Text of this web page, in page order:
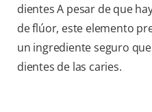
dientes A pesar de que
de flúor, este elemento
un ingrediente seguro
dientes de las caries.